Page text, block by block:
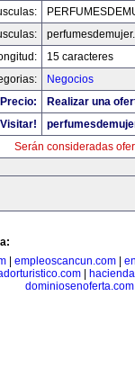
15 caracteres
Negocios
Precio:
Realizar una
Visitar!
Serán consideradas
| empleoscancun.com|
dominiosenoferta.com